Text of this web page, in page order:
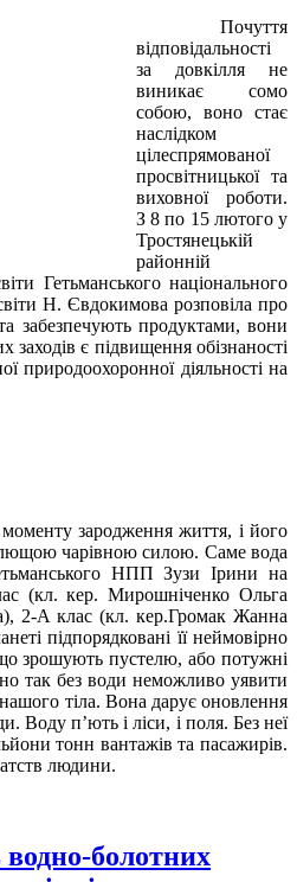
Почуття
відповідальності
за довкілля не
виникає сомо
собою, воно стає
наслідком
цілеспрямованої
просвітницької та
виховної роботи.
З 8 по 15 лютого у
Тростянецькій
районній
Гетьманського національного
Н. Євдокимова розповіла про
забезпечують продуктами, вони
є підвищення обізнаності
природоохоронної діяльності на
зародження життя, і його
чарівною силою. Саме вода
НПП Зузи Ірини на
(кл. кер. Мирошніченко Ольга
2-А клас (кл. кер.Громак Жанна
підпорядковані її неймовірно
зрошують пустелю, або потужні
так без води неможливо уявити
тіла. Вона дарує оновлення
Воду п’ють і ліси, і поля. Без неї
тонн вантажів та пасажирів.
людини.
болотних